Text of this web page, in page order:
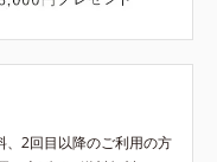
、2回目以降のご利用の方